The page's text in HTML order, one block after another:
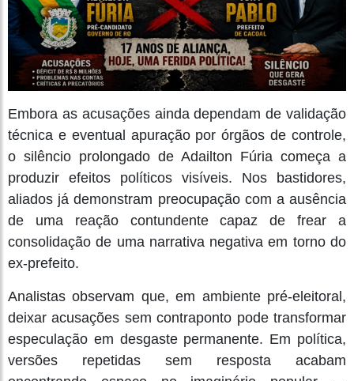
Embora as acusações ainda dependam de validação
técnica e eventual apuração por órgãos de controle,
o silêncio prolongado de Adailton Fúria começa a
produzir efeitos políticos visíveis. Nos bastidores,
aliados já demonstram preocupação com a ausência
de uma reação contundente capaz de frear a
consolidação de uma narrativa negativa em torno do
ex-prefeito.
Analistas observam que, em ambiente pré-eleitoral,
deixar acusações sem contraponto pode transformar
especulação em desgaste permanente. Em política,
versões repetidas sem resposta acabam